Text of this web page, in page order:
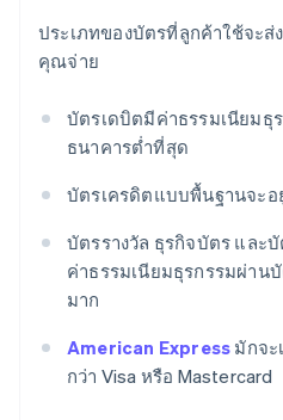
ประเภทของบัตรที่ลูกค้าใช้จะส่
คุณจ่าย
บัตรเดบิตมีค่าธรรมเนียมธุ
ธนาคารต่ำที่สุด
บัตรเครดิตแบบพื้นฐานจะอ
บัตรรางวัล ธุรกิจบัตร และ
ค่าธรรมเนียมธุรกรรมผ่าน
มาก
American Express มักจะ
กว่า Visa หรือ Mastercard